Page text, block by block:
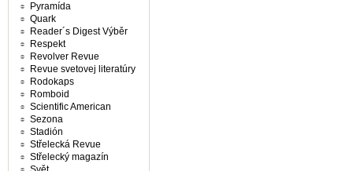
Pyramída
Quark
Reader´s Digest Výběr
Respekt
Revolver Revue
Revue svetovej literatúry
Rodokaps
Romboid
Scientific American
Sezona
Stadión
Střelecká Revue
Střelecký magazín